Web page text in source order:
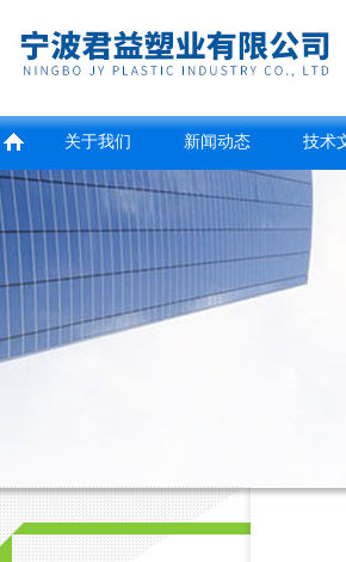
关于我们 新闻动态 技术